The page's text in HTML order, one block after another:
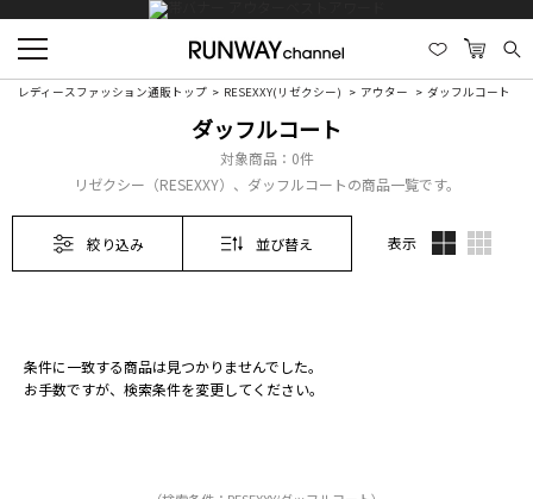
レディースファッション通販トップ RESEXXY(リゼクシー) アウター ダッフルコート
ダッフルコート
対象商品： 0件
リゼクシー（RESEXXY）、ダッフルコートの商品一覧です。
絞り込み 並び替え 表示
条件に一致する商品は見つかりませんでした。
お手数ですが、検索条件を変更してください。